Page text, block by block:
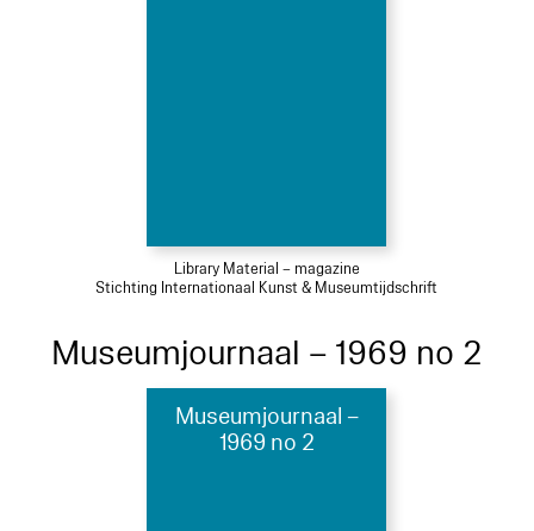
Library Material – magazine
Stichting Internationaal Kunst & Museumtijdschrift
Museumjournaal – 1969 no 2
Museumjournaal –
1969 no 2